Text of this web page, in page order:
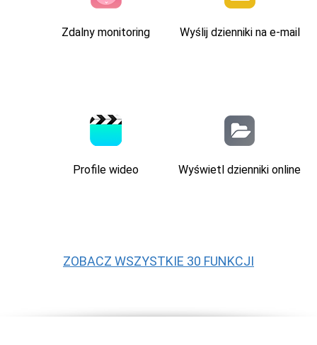
Zdalny monitoring Wyślij dzienniki na e-mail
Profile wideo Wyświetl dzienniki online
ZOBACZ WSZYSTKIE 30 FUNKCJI